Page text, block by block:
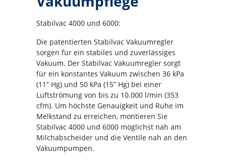
Stabilvac 4000 und 6000:
Die patentierten Stabilvac Vakuumregler
sorgen für ein stabiles und zuverlässiges
Vakuum. Der Stabilvac Vakuumregler sorgt
für ein konstantes Vakuum zwischen 36 kPa
(11” Hg) und 50 kPa (15” Hg) bei einer
Luftströmung von bis zu 10.000 l/min (353
cfm). Um höchste Genauigkeit und Ruhe im
Melkstand zu erreichen, montieren Sie
Stabilvac 4000 und 6000 möglichst nah am
Milchabscheider und die Ventile nah an den
Vakuumpumpen.